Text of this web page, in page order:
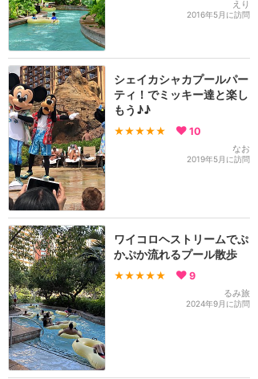
えり
2016年5月に訪問
シェイカシャカプールパー
ティ！でミッキー達と楽し
もう♪♪
★★★★★ 10
なお
2019年5月に訪問
ワイコロヘストリームでぷ
かぷか流れるプール散歩
★★★★★ 9
るみ旅
2024年9月に訪問